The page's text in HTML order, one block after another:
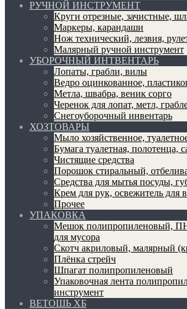
РУЧНОЙ ИНСТРУМЕНТ
Круги отрезные, зачистные,
Маркеры, карандаши
Нож технический, лезвия,
Малярный ручной инструмент
УБОРОЧНЫЙ ИНТВЕНТАРЬ
Лопаты, грабли, вилы
Ведро оцинкованное,
Метла, швабра, веник сорго
Черенок для лопат, метл,
Снегоуборочный инвентарь
ХОЗТОВАРЫ
Мыло хозяйственное,
Бумага туалетная, полотенца,
Чистящие средства
Порошок стиральный,
Средства для мытья посуды,
Крем для рук, освежитель для
Прочее
УПАКОВКА
Мешок полипропиленовый,
для мусора
Скотч акриловый, малярный
Плёнка стрейч
Шпагат полипропиленовый
Упаковочная лента
инструмент
ВЕТОШЬ ХБ